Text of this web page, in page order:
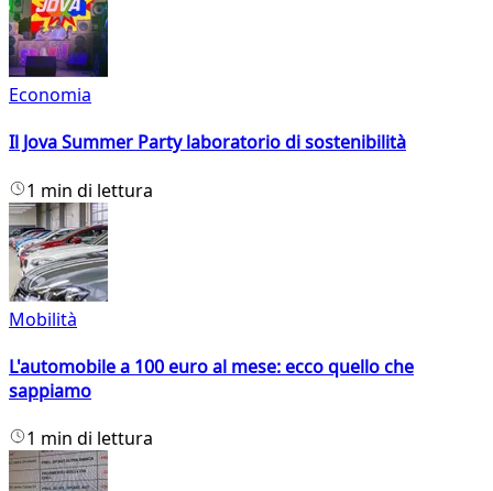
Economia
Il Jova Summer Party laboratorio di sostenibilità
1 min di lettura
Mobilità
L'automobile a 100 euro al mese: ecco quello che
sappiamo
1 min di lettura